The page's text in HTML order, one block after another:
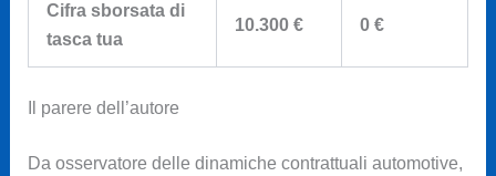
Cifra sborsata di
tasca tua
10.300 € 0 €
Il parere dell’autore
Da osservatore delle dinamiche contrattuali automotive,